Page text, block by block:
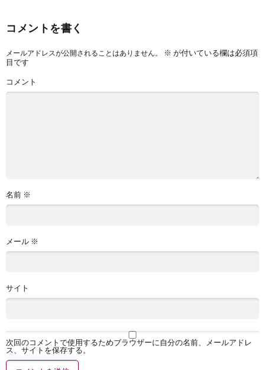
コメントを書く
メールアドレスが公開されることはありません。 ※ が付いている欄は必須項
目です
コメント
名前 ※
メール ※
サイト
次回のコメントで使用するためブラウザーに自分の名前、メールアドレ
ス、サイトを保存する。